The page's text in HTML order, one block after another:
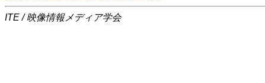
ITE / 映像情報メディア学会